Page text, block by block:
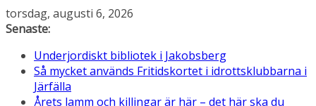
Hoppa
till
torsdag, augusti 6, 2026
Senaste:
Underjordiskt bibliotek i Jakobsberg
Så mycket används Fritidskortet i idrottsklubbarna i
Järfälla
Årets lamm och killingar är här – det här ska du